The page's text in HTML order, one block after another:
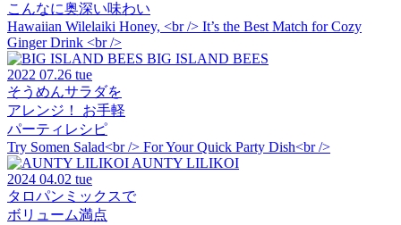
こんなに奥深い味わい
Hawaiian Wilelaiki Honey, <br /> It’s the Best Match for Cozy
Ginger Drink <br />
BIG ISLAND BEES
2022 07.26 tue
そうめんサラダを
アレンジ！ お手軽
パーティレシピ
Try Somen Salad<br /> For Your Quick Party Dish<br />
AUNTY LILIKOI
2024 04.02 tue
タロパンミックスで
ボリューム満点